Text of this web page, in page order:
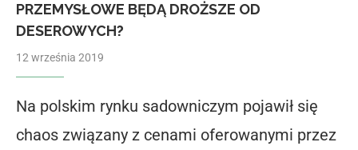
PRZEMYSŁOWE BĘDĄ DROŻSZE OD
DESEROWYCH?
12 września 2019
Na polskim rynku sadowniczym pojawił się
chaos związany z cenami oferowanymi przez